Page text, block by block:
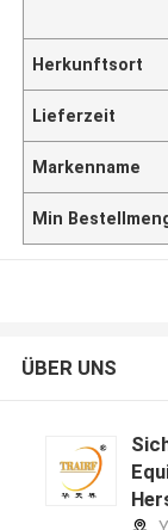
Herkunftsort
Lieferzeit
Markenname
Min
ÜBER UNS